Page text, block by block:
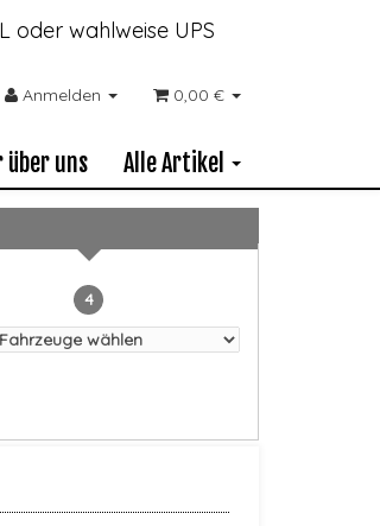
oder wahlweise UPS
Anmelden 0,00 €
über uns Alle Artikel
4